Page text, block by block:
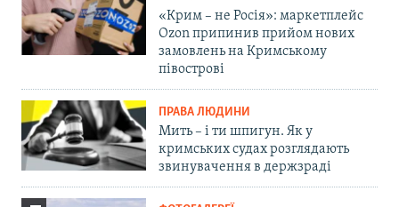
«Крим – не Росія»: маркетплейс
Ozon припинив прийом нових
замовлень на Кримському
півострові
ПРАВА ЛЮДИНИ
Мить – і ти шпигун. Як у
кримських судах розглядають
звинувачення в держзраді